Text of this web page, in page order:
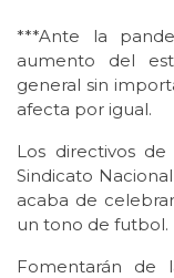
***Ante la
aumento del
general sin
afecta por igual.
Los directivos
Sindicato
acaba de
un tono de futbol.
Fomentarán de